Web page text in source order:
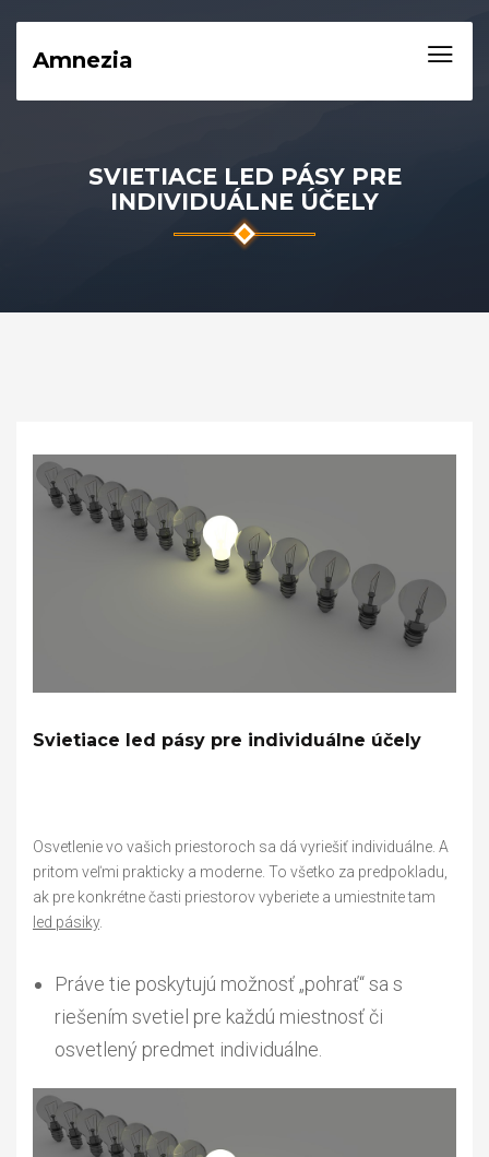
Amnezia
SVIETIACE LED PÁSY PRE
INDIVIDUÁLNE ÚČELY
Svietiace led pásy pre individuálne účely
Osvetlenie vo vašich priestoroch sa dá vyriešiť individuálne. A
pritom veľmi prakticky a moderne. To všetko za predpokladu,
ak pre konkrétne časti priestorov vyberiete a umiestnite tam
led pásiky.
Práve tie poskytujú možnosť „pohrať“ sa s
riešením svetiel pre každú miestnosť či
osvetlený predmet individuálne.